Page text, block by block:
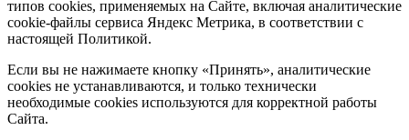
типов cookies, применяемых на Сайте, включая аналитические
cookie-файлы сервиса Яндекс Метрика, в соответствии с
настоящей Политикой.
Если вы не нажимаете кнопку «Принять», аналитические
cookies не устанавливаются, и только технически
необходимые cookies используются для корректной работы
Сайта.